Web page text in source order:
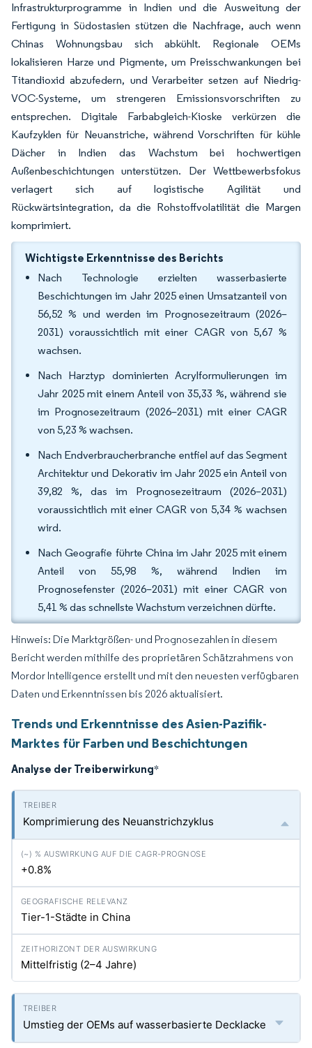
Infrastrukturprogramme in Indien und die Ausweitung der
Fertigung in Südostasien stützen die Nachfrage, auch wenn
Chinas Wohnungsbau sich abkühlt. Regionale OEMs
lokalisieren Harze und Pigmente, um Preisschwankungen bei
Titandioxid abzufedern, und Verarbeiter setzen auf Niedrig-
VOC-Systeme, um strengeren Emissionsvorschriften zu
entsprechen. Digitale Farbabgleich-Kioske verkürzen die
Kaufzyklen für Neuanstriche, während Vorschriften für kühle
Dächer in Indien das Wachstum bei hochwertigen
Außenbeschichtungen unterstützen. Der Wettbewerbsfokus
verlagert sich auf logistische Agilität und
Rückwärtsintegration, da die Rohstoffvolatilität die Margen
komprimiert.
Wichtigste Erkenntnisse des Berichts
Nach Technologie erzielten wasserbasierte
Beschichtungen im Jahr 2025 einen Umsatzanteil von
56,52 % und werden im Prognosezeitraum (2026–
2031) voraussichtlich mit einer CAGR von 5,67 %
wachsen.
Nach Harztyp dominierten Acrylformulierungen im
Jahr 2025 mit einem Anteil von 35,33 %, während sie
im Prognosezeitraum (2026–2031) mit einer CAGR
von 5,23 % wachsen.
Nach Endverbraucherbranche entfiel auf das Segment
Architektur und Dekorativ im Jahr 2025 ein Anteil von
39,82 %, das im Prognosezeitraum (2026–2031)
voraussichtlich mit einer CAGR von 5,34 % wachsen
wird.
Nach Geografie führte China im Jahr 2025 mit einem
Anteil von 55,98 %, während Indien im
Prognosefenster (2026–2031) mit einer CAGR von
5,41 % das schnellste Wachstum verzeichnen dürfte.
Hinweis: Die Marktgrößen- und Prognosezahlen in diesem
Bericht werden mithilfe des proprietären Schätzrahmens von
Mordor Intelligence erstellt und mit den neuesten verfügbaren
Daten und Erkenntnissen bis 2026 aktualisiert.
Trends und Erkenntnisse des Asien-Pazifik-
Marktes für Farben und Beschichtungen
Analyse der Treiberwirkung*
Komprimierung des Neuanstrichzyklus
+0.8%
Tier-1-Städte in China
Mittelfristig (2–4 Jahre)
Umstieg der OEMs auf wasserbasierte Decklacke